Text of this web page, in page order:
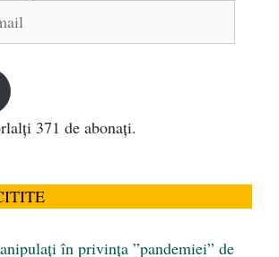
371 de abonați.
în privința ”pandemiei” de